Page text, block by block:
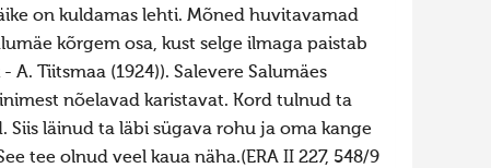
on kuldamas lehti. Mõned huvitavamad
kõrgem osa, kust selge ilmaga paistab
A. Tiitsmaa (1924)). Salevere Salumäes
nõelavad karistavat. Kord tulnud ta
Siis läinud ta läbi sügava rohu ja oma kange
tee olnud veel kaua näha.(ERA II 227, 548/9